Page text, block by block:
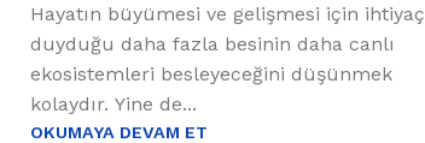
Hayatın büyümesi ve gelişmesi için ihtiyaç
duyduğu daha fazla besinin daha canlı
ekosistemleri besleyeceğini düşünmek
kolaydır. Yine de...
OKUMAYA DEVAM ET